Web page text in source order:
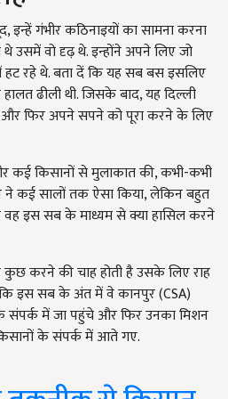
गंभीर कठिनाइयों का सामना करना
उसमें वो दृढ़ थे. इन्होंने अपने लिए जो
हट रहे थे. बता दें कि यह सब बस इसलिए
ढीली थी. जिसके बाद, यह दिल्ली
फिर अपने सपने को पूरा करने के लिए
कई किसानों से मुलाकात की, कभी-कभी
ने कई सालों तक ऐसा किया, लेकिन बहुत
इस सब के माध्यम से क्या हासिल करने
करने की चाह होती है उसके लिए राह
इस सब के अंत में वे कानपुर (CSA)
के संपर्क में जा पहुंचे और फिर उनका मिशन
के संपर्क में आते गए.